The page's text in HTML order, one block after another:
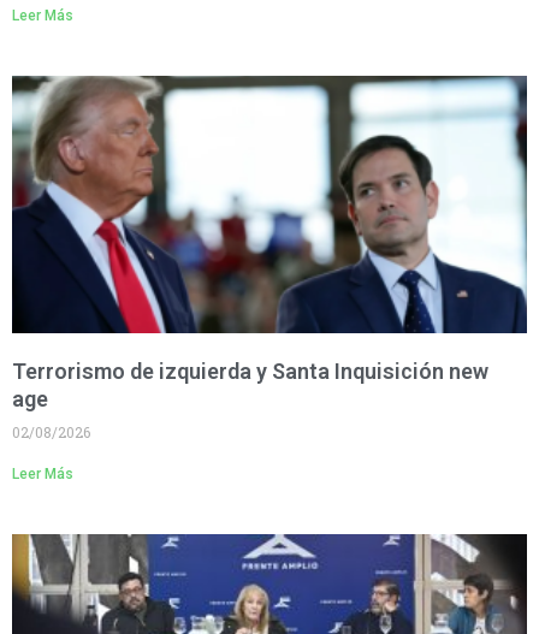
Leer Más
Terrorismo de izquierda y Santa Inquisición new
age
02/08/2026
Leer Más